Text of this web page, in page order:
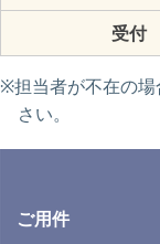
受付
担当者が不在の
さい。
ご用件